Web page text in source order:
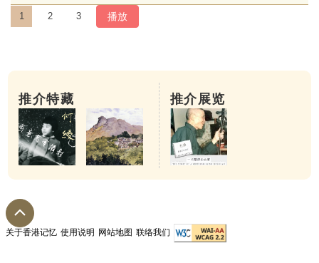
已修挖的琴坯须镶嵌硬木配件如岳山、轸池板
1 2 3 播放
推介特藏 推介展览
关于香港记忆 使用说明 网站地图 联络我们